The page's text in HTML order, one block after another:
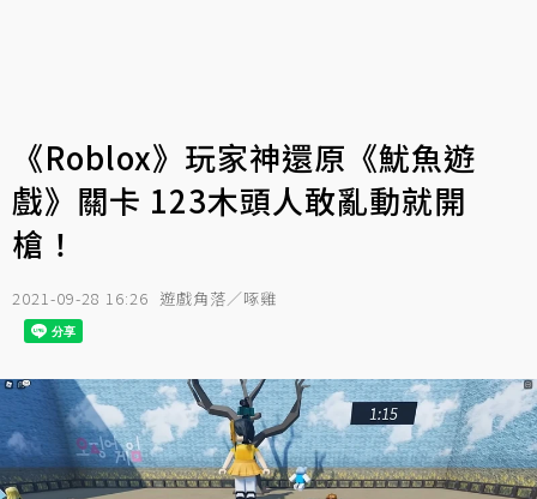
《Roblox》玩家神還原《魷魚遊
戲》關卡 123木頭人敢亂動就開
槍！
2021-09-28 16:26 遊戲角落／啄雞